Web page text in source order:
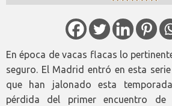
En época de vacas flacas lo
seguro. El Madrid entró en esta
que han jalonado esta
pérdida del primer encuentro